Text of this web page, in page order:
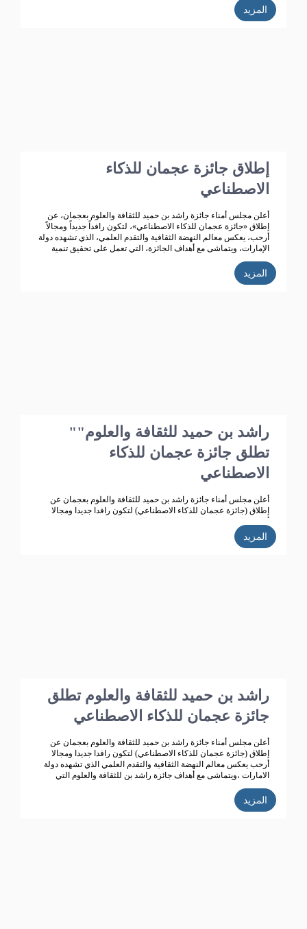
رئيسة مجلس أمناء جائزة راشد بن حميد للثقافة والعلوم ، مؤكد ين
المزيد
إطلاق جائزة عجمان للذكاء
الاصطناعي
أعلن مجلس أمناء جائزة راشد بن حميد للثقافة والعلوم بعجمان، عن
إطلاق «جائزة عجمان للذكاء الاصطناعي»، لتكون رافداً جديداً ومجالاً
أرحب، يعكس معالم النهضة الثقافية والتقدم العلمي، الذي تشهده دولة
الإمارات، ويتماشى مع أهداف الجائزة، التي تعمل على تحقيق تنمية
ثقافية متميزة.
المزيد
"راشد بن حميد للثقافة والعلوم"
تطلق جائزة عجمان للذكاء
الاصطناعي
أعلن مجلس أمناء جائزة راشد بن حميد للثقافة والعلوم بعجمان عن
إطلاق (جائزة عجمان للذكاء الاصطناعي) لتكون رافدا جديدا ومجالا
الامارات ،ويتماشى مع أهداف جائزة راشد بن للثقافة والعلوم التي
تعمل على تحقيق تنمية ثقافية متميزة، ودعم حركة البحث العلمي
المزيد
راشد بن حميد للثقافة والعلوم تطلق
جائزة عجمان للذكاء الاصطناعي
أعلن مجلس أمناء جائزة راشد بن حميد للثقافة والعلوم بعجمان عن
إطلاق (جائزة عجمان للذكاء الاصطناعي) لتكون رافدا جديدا ومجالا
أرحب يعكس معالم النهضة الثقافية والتقدم العلمي الذي تشهده دولة
الامارات ،ويتماشى مع أهداف جائزة راشد بن للثقافة والعلوم التي
تعمل على تحقيق تنمية ثقافية متميزة، ودعم حركة البحث العلمي
واثراء الحياة الثقافية المتطورة في دولة الامارات، الى جانب تكريم
الباحثين ودعم انتاجهم العلمي كي يساهم في احداث نقلة حضارية
المزيد